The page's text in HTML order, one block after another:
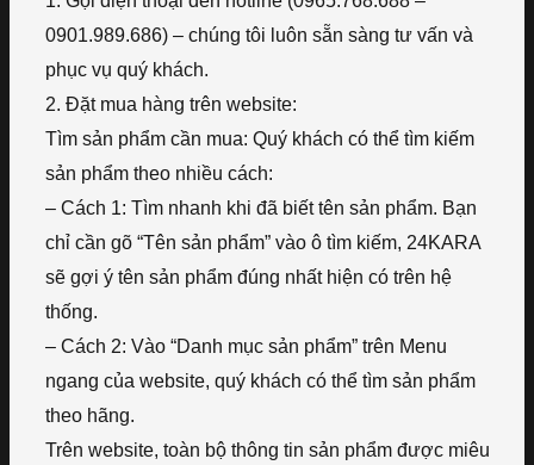
0901.989.686) – chúng tôi luôn sẵn sàng tư vấn và
phục vụ quý khách.
2. Đặt mua hàng trên website:
Tìm sản phẩm cần mua: Quý khách có thể tìm kiếm
sản phẩm theo nhiều cách:
– Cách 1: Tìm nhanh khi đã biết tên sản phẩm. Bạn
chỉ cần gõ “Tên sản phẩm” vào ô tìm kiếm, 24KARA
sẽ gợi ý tên sản phẩm đúng nhất hiện có trên hệ
thống.
– Cách 2: Vào “Danh mục sản phẩm” trên Menu
ngang của website, quý khách có thể tìm sản phẩm
theo hãng.
Trên website, toàn bộ thông tin sản phẩm được miêu